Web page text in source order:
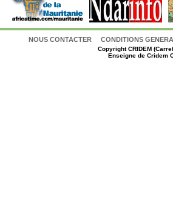
NOUS CONTACTER CONDITIONS
CopyrightCRIDEM
Enseigne de Cridem